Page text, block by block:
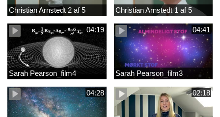
Christian Arnstedt 2 af 5 Christian Arnstedt 1 af 5
04:19
Sarah Pearson_film4
04:41
Sarah Pearson_film3
04:28 02:18